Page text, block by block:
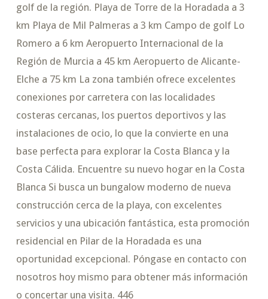
golf de la región. Playa de Torre de la Horadada a 3
km Playa de Mil Palmeras a 3 km Campo de golf Lo
Romero a 6 km Aeropuerto Internacional de la
Región de Murcia a 45 km Aeropuerto de Alicante-
Elche a 75 km La zona también ofrece excelentes
conexiones por carretera con las localidades
costeras cercanas, los puertos deportivos y las
instalaciones de ocio, lo que la convierte en una
base perfecta para explorar la Costa Blanca y la
Costa Cálida. Encuentre su nuevo hogar en la Costa
Blanca Si busca un bungalow moderno de nueva
construcción cerca de la playa, con excelentes
servicios y una ubicación fantástica, esta promoción
residencial en Pilar de la Horadada es una
oportunidad excepcional. Póngase en contacto con
nosotros hoy mismo para obtener más información
o concertar una visita. 446